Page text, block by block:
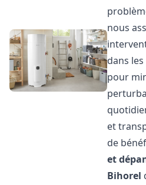
nous
dans
pour
et
de
et
Bihorel